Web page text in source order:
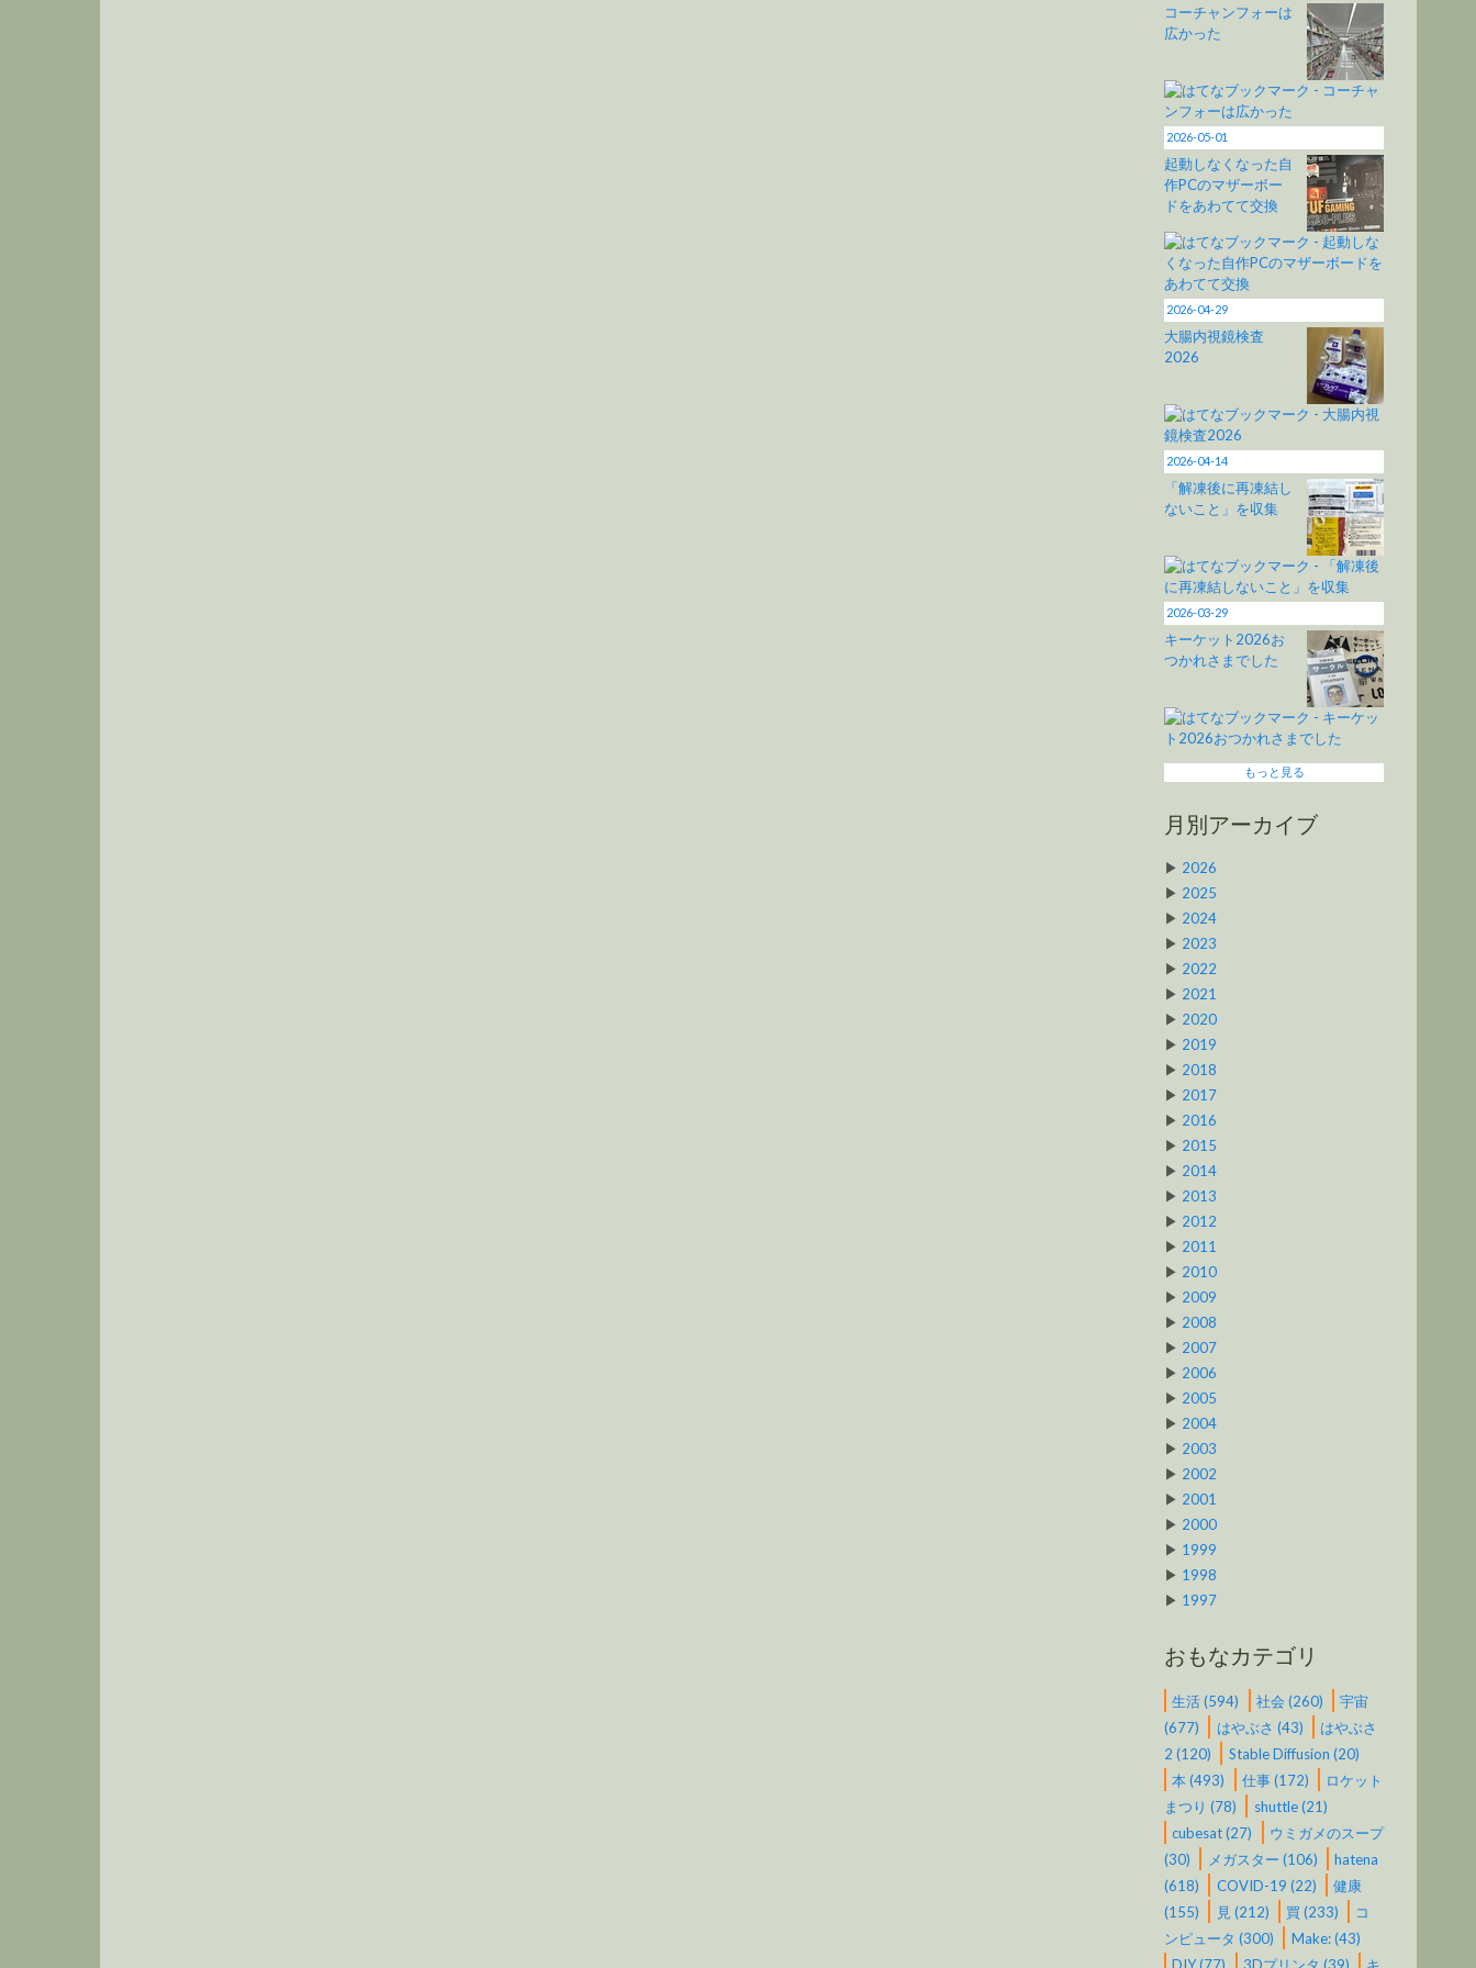
コーチャンフォーは
広かった
2026-05-01
起動しなくなった自
作PCのマザーボー
ドをあわてて交換
2026-04-29
大腸内視鏡検査
2026
2026-04-14
「解凍後に再凍結し
ないこと」を収集
2026-03-29
キーケット2026お
つかれさまでした
もっと見る
月別アーカイブ
▶ 2026
▶ 2025
▶ 2024
▶ 2023
▶ 2022
▶ 2021
▶ 2020
▶ 2019
▶ 2018
▶ 2017
▶ 2016
▶ 2015
▶ 2014
▶ 2013
▶ 2012
▶ 2011
▶ 2010
▶ 2009
▶ 2008
▶ 2007
▶ 2006
▶ 2005
▶ 2004
▶ 2003
▶ 2002
▶ 2001
▶ 2000
▶ 1999
▶ 1998
▶ 1997
おもなカテゴリ
生活 (594) 社会 (260)
宇宙
(677)
はやぶさ (43)
はやぶさ
2 (120)
Stable Diffusion (20)
本 (493)
仕事 (172)
ロケット
まつり (78)
shuttle (21)
cubesat (27)
ウミガメのスープ
(30)
メガスター (106)
hatena
(618)
COVID-19 (22)
健康
(155)
見 (212) 買 (233)
コ
ンピュータ (300)
Make: (43)
DIY (77)
3Dプリンタ (39) キ